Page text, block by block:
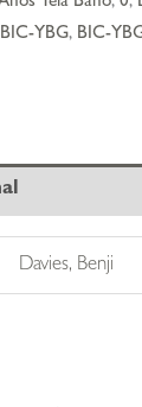
BIC-YBG, BIC-
Davies, Benji